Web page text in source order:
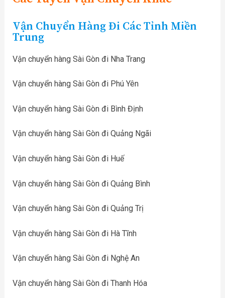
Vận Chuyển Hàng Đi Các Tỉnh Miền
Trung
Vận chuyển hàng Sài Gòn đi Nha Trang
Vận chuyển hàng Sài Gòn đi Phú Yên
Vận chuyển hàng Sài Gòn đi Bình Định
Vận chuyển hàng Sài Gòn đi Quảng Ngãi
Vận chuyển hàng Sài Gòn đi Huế
Vận chuyển hàng Sài Gòn đi Quảng Bình
Vận chuyển hàng Sài Gòn đi Quảng Trị
Vận chuyển hàng Sài Gòn đi Hà Tĩnh
Vận chuyển hàng Sài Gòn đi Nghệ An
Vận chuyển hàng Sài Gòn đi Thanh Hóa